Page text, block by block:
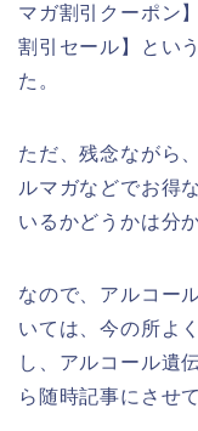
マガ割引クーポン
割引セール】とい
た。
ただ、残念ながら
ルマガなどでお得
いるかどうかは分
なので、アルコー
いては、今の所よ
し、アルコール遺
ら随時記事にさせ